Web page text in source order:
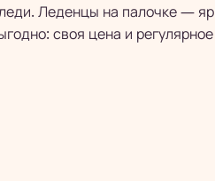
Леденцы на палочке —
своя цена и